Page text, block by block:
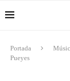
Portada
Pueyes